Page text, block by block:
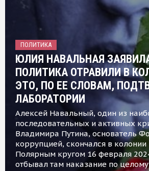
ПОЛИТИКА
ЮЛИЯ НАВАЛЬНАЯ
ПОЛИТИКА ОТРАВИЛИ В
ЭТО, ПО ЕЕ СЛОВАМ,
ЛАБОРАТОРИИ
Алексей Навальный, один из
последовательных и активных
Владимира Путина, основатель
коррупцией, скончался в
Полярным кругом 16 февраля
отбывал там наказание по